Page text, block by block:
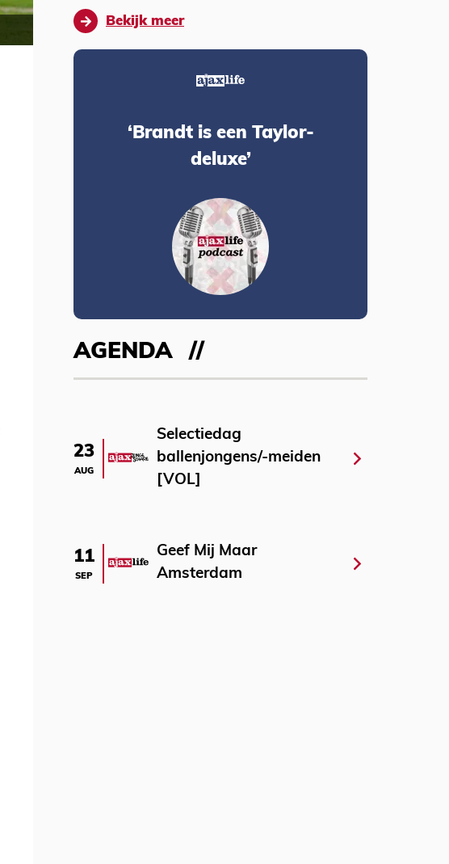
Bekijk meer
‘Brandt is een Taylor-
deluxe’
AGENDA
23
AUG
Selectiedag
ballenjongens/-meiden
[VOL]
11
SEP
Geef Mij Maar
Amsterdam